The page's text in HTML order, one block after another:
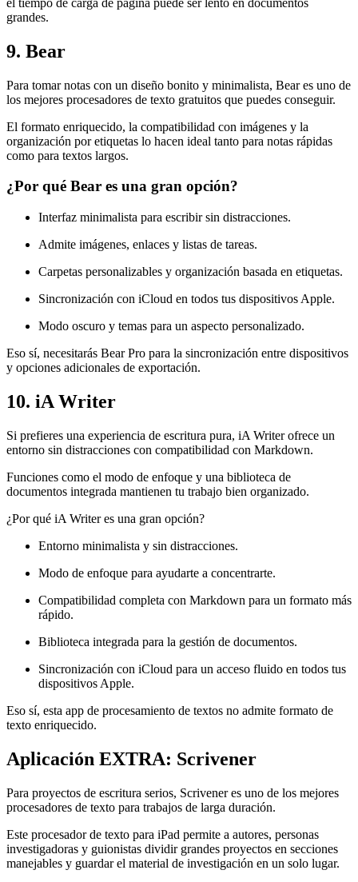
grandes.
9. Bear
Para tomar notas con un diseño bonito y minimalista, Bear es uno de
los mejores procesadores de texto gratuitos que puedes conseguir.
El formato enriquecido, la compatibilidad con imágenes y la
organización por etiquetas lo hacen ideal tanto para notas rápidas
como para textos largos.
¿Por qué Bear es una gran opción?
Interfaz minimalista para escribir sin distracciones.
Admite imágenes, enlaces y listas de tareas.
Carpetas personalizables y organización basada en etiquetas.
Sincronización con iCloud en todos tus dispositivos Apple.
Modo oscuro y temas para un aspecto personalizado.
Eso sí, necesitarás Bear Pro para la sincronización entre dispositivos
y opciones adicionales de exportación.
10. iA Writer
Si prefieres una experiencia de escritura pura, iA Writer ofrece un
entorno sin distracciones con compatibilidad con Markdown.
Funciones como el modo de enfoque y una biblioteca de
documentos integrada mantienen tu trabajo bien organizado.
¿Por qué iA Writer es una gran opción?
Entorno minimalista y sin distracciones.
Modo de enfoque para ayudarte a concentrarte.
Compatibilidad completa con Markdown para un formato más
rápido.
Biblioteca integrada para la gestión de documentos.
Sincronización con iCloud para un acceso fluido en todos tus
dispositivos Apple.
Eso sí, esta app de procesamiento de textos no admite formato de
texto enriquecido.
Aplicación EXTRA: Scrivener
Para proyectos de escritura serios, Scrivener es uno de los mejores
procesadores de texto para trabajos de larga duración.
Este procesador de texto para iPad permite a autores, personas
investigadoras y guionistas dividir grandes proyectos en secciones
manejables y guardar el material de investigación en un solo lugar.